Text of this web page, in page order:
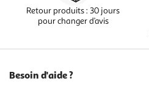
Retour produits : 30 jours
pour changer d’avis
Besoin d'aide ?